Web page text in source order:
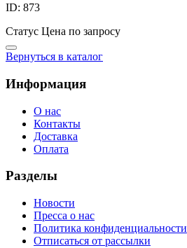
ID: 873
Статус Цена по запросу
Вернуться в каталог
Информация
О нас
Контакты
Доставка
Оплата
Разделы
Новости
Пресса о нас
Политика конфиденциальности
Отписаться от рассылки